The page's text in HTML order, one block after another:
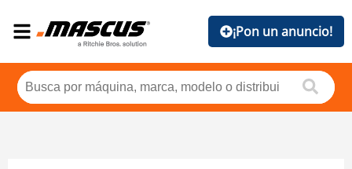
¡Pon un anuncio!